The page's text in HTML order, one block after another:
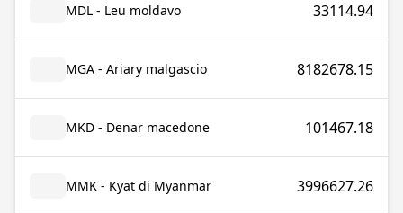
MDL - Leu moldavo 33114.94
MGA - Ariary malgascio 8182678.15
MKD - Denar macedone 101467.18
MMK - Kyat di Myanmar 3996627.26